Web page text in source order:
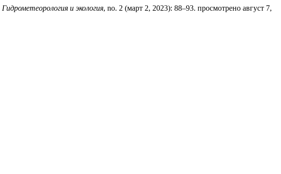
Гидрометеорология и экология, no. 2 (март 2, 2023): 88–93. просмотрено август 7,